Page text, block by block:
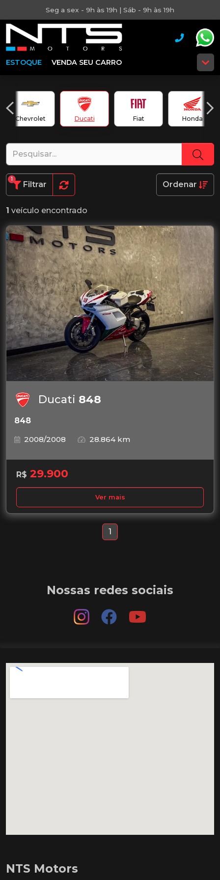
Seg a sex - 9h às 19h | Sáb - 9h às 19h
ESTOQUE VENDA SEU CARRO
Chevrolet Ducati Fiat Honda
Filtrar
1
Ordenar
1 veículo encontrado
Ducati 848
848
2008/2008
28.864 km
R$ 29.900
Ver mais
1
Nossas redes sociais
NTS Motors